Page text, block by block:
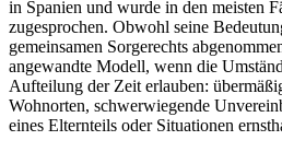
in Spanien und wurde in den meisten
zugesprochen. Obwohl seine
gemeinsamen Sorgerechts
angewandte Modell, wenn die
Aufteilung der Zeit erlauben:
Wohnorten, schwerwiegende
eines Elternteils oder Situationen